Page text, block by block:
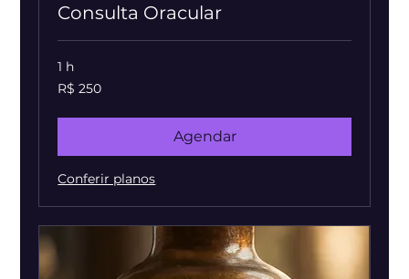
Consulta Oracular
1 h
250
Reais
R$ 250
Agendar
Conferir planos